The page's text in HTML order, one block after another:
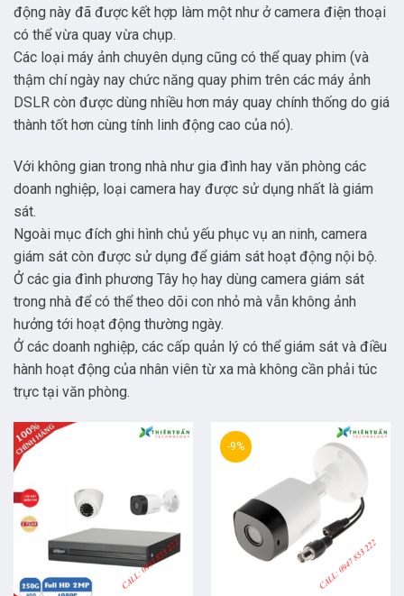
động này đã được kết hợp làm một như ở camera điện thoại
có thể vừa quay vừa chụp.
Các loại máy ảnh chuyên dụng cũng có thể quay phim (và
thậm chí ngày nay chức năng quay phim trên các máy ảnh
DSLR còn được dùng nhiều hơn máy quay chính thống do giá
thành tốt hơn cùng tính linh động cao của nó).
Với không gian trong nhà như gia đình hay văn phòng các
doanh nghiệp, loại camera hay được sử dụng nhất là giám
sát.
Ngoài mục đích ghi hình chủ yếu phục vụ an ninh, camera
giám sát còn được sử dụng để giám sát hoạt động nội bộ.
Ở các gia đình phương Tây họ hay dùng camera giám sát
trong nhà để có thể theo dõi con nhỏ mà vẫn không ảnh
hưởng tới hoạt động thường ngày.
Ở các doanh nghiệp, các cấp quản lý có thể giám sát và điều
hành hoạt động của nhân viên từ xa mà không cần phải túc
trực tại văn phòng.
-9%